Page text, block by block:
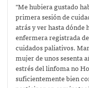
"Me hubiera gustado
primera sesión de
atrás y ver hasta dónde
enfermera registrada
cuidados paliativos.
mujer de unos sesenta
estrés del linfoma no
suficientemente bien